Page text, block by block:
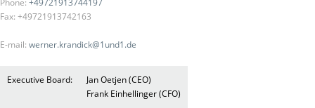
Phone: +49721913744197
Fax: +49721913742163
E-mail: werner.krandick@1und1.de
Executive Board:
Jan Oetjen (CEO)
Frank Einhellinger (CFO)